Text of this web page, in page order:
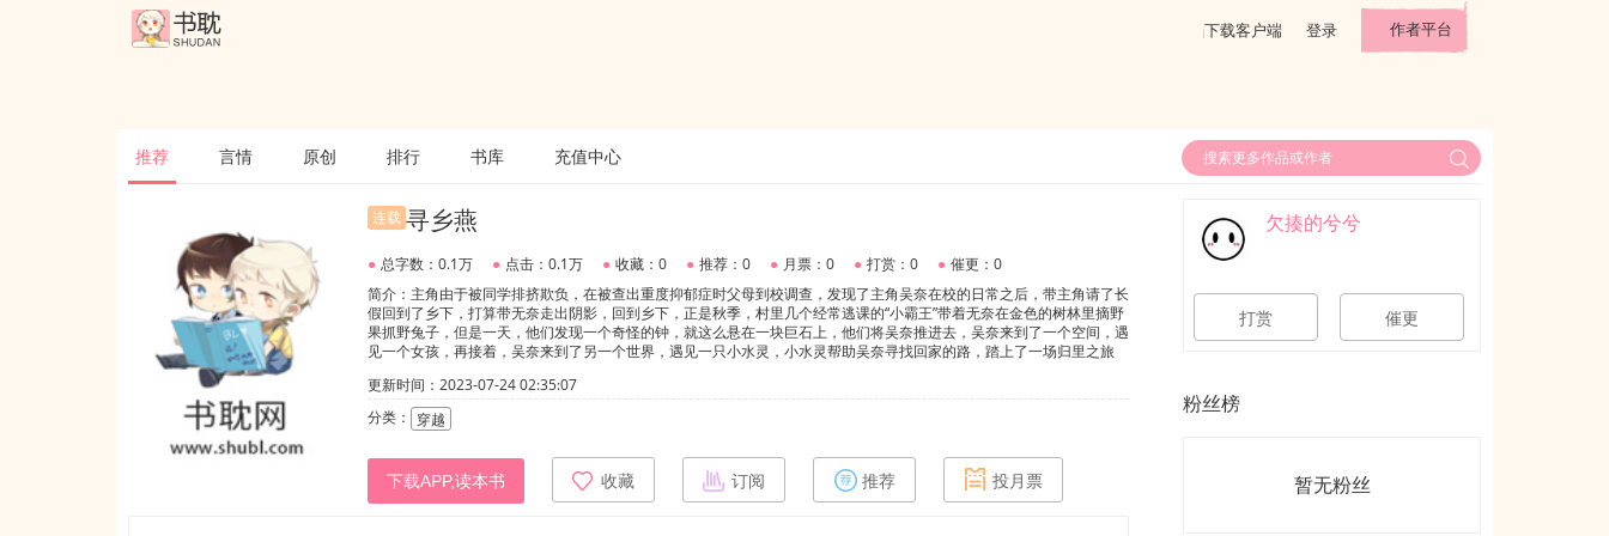
下载客户端 登录 作者平台
推荐 言情 原创 排行 书库 充值中心
连载 寻乡燕
● 总字数：0.1万 ● 点击：0.1万 ● 收藏：0 ● 推荐：0 ● 月票：0 ● 打赏：0 ● 催更：0
简介：主角由于被同学排挤欺负，在被查出重度抑郁症时父母到校调查，发现了主角吴奈在校的日常之后，带主角请了长
假回到了乡下，打算带无奈走出阴影，回到乡下，正是秋季，村里几个经常逃课的“小霸王”带着无奈在金色的树林里摘野
果抓野兔子，但是一天，他们发现一个奇怪的钟，就这么悬在一块巨石上，他们将吴奈推进去，吴奈来到了一个空间，遇
见一个女孩，再接着，吴奈来到了另一个世界，遇见一只小水灵，小水灵帮助吴奈寻找回家的路，踏上了一场归里之旅
更新时间：2023-07-24 02:35:07
分类：
穿越
下载APP,读本书 收藏 订阅 推荐 投月票
欠揍的兮兮
打赏 催更
粉丝榜
暂无粉丝